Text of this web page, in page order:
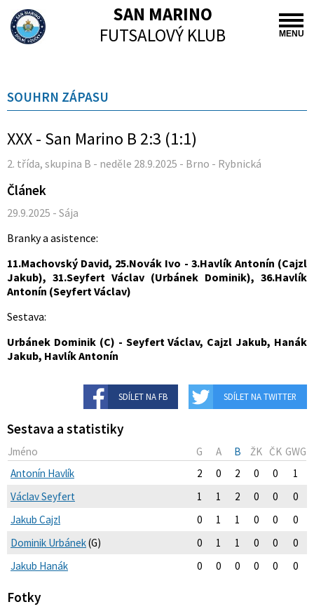
MENU
SAN MARINO
FUTSALOVÝ KLUB
SOUHRN ZÁPASU
XXX - San Marino B 2:3 (1:1)
2. třída, skupina B - neděle 28.9.2025 - Brno - Rybnická
Článek
29.9.2025 - Sája
Branky a asistence:
11.Machovský David, 25.Novák Ivo - 3.Havlík Antonín (Cajzl
Jakub), 31.Seyfert Václav (Urbánek Dominik), 36.Havlík
Antonín (Seyfert Václav)
Sestava:
Urbánek Dominik (C) - Seyfert Václav, Cajzl Jakub, Hanák
Jakub, Havlík Antonín
SDÍLET NA FB SDÍLET NA TWITTER
Sestava a statistiky
Jméno G A B ŽK ČK GWG
Antonín Havlík
2 0 2 0 0
1
Václav Seyfert
1 1 2 0 0
0
Jakub Cajzl
0 1 1 0 0
0
Dominik Urbánek(G) 0 1 1 0 0
0
Jakub Hanák
0 0 0 0 0 0
Fotky